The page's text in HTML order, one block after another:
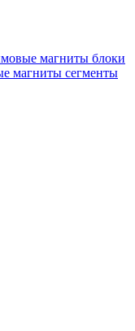
магниты блоки
магниты сегменты